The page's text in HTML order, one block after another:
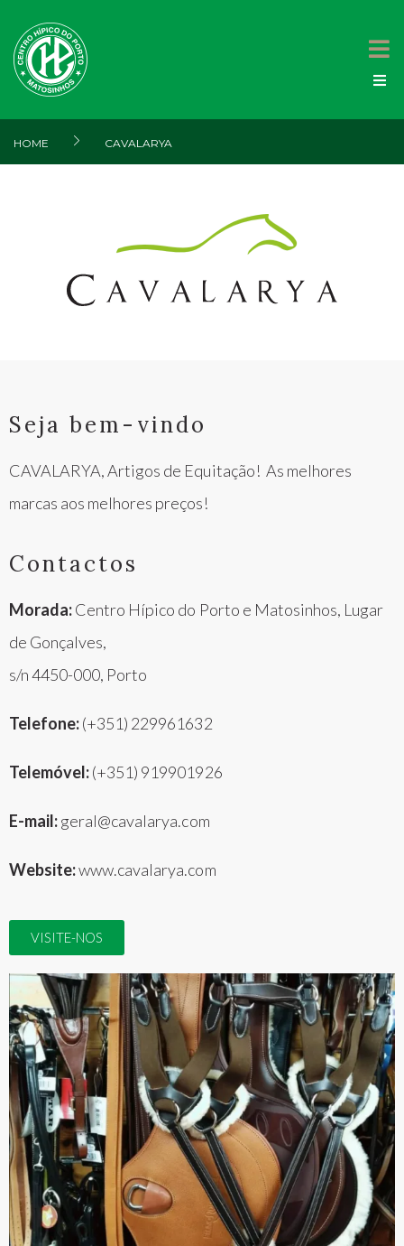
HOME CAVALARYA
Seja bem-vindo
CAVALARYA, Artigos de Equitação! As melhores
marcas aos melhores preços!
Contactos
Morada:Centro Hípico do Porto e Matosinhos, Lugar
de Gonçalves,
s/n 4450-000, Porto
Telefone:(+351) 229961632
Telemóvel:(+351) 919901926
E-mail:geral@cavalarya.com
Website:www.cavalarya.com
VISITE-NOS